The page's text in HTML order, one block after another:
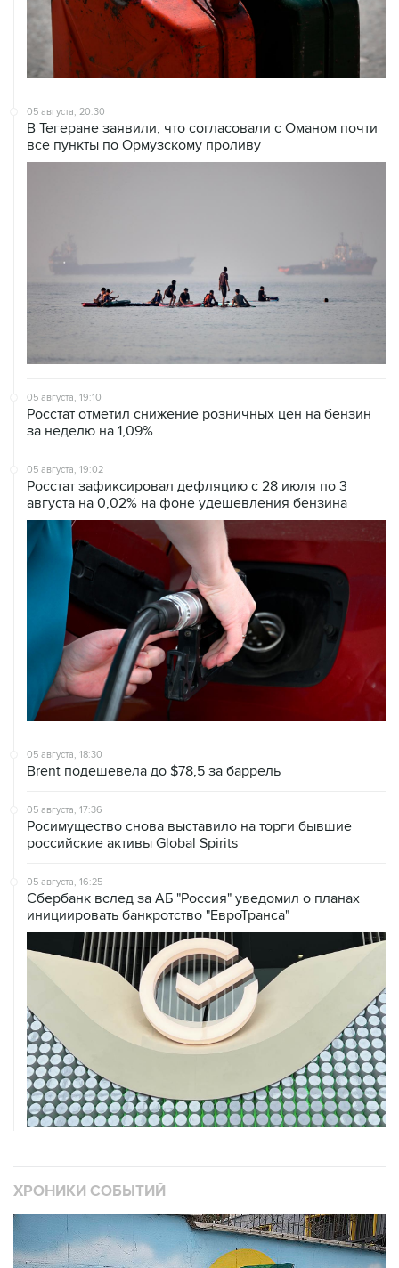
05 августа, 20:30
В Тегеране заявили, что согласовали с Оманом почти
все пункты по Ормузскому проливу
05 августа, 19:10
Росстат отметил снижение розничных цен на бензин
за неделю на 1,09%
05 августа, 19:02
Росстат зафиксировал дефляцию с 28 июля по 3
августа на 0,02% на фоне удешевления бензина
05 августа, 18:30
Brent подешевела до $78,5 за баррель
05 августа, 17:36
Росимущество снова выставило на торги бывшие
российские активы Global Spirits
05 августа, 16:25
Сбербанк вслед за АБ "Россия" уведомил о планах
инициировать банкротство "ЕвроТранса"
ХРОНИКИ СОБЫТИЙ